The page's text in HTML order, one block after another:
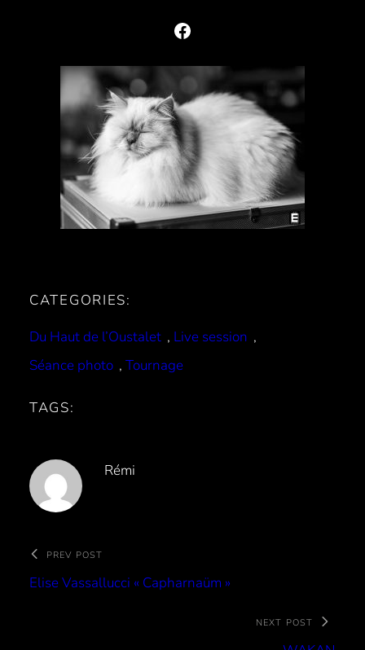
Facebook
CATEGORIES:
Du Haut de l’Oustalet , Live session ,
Séance photo , Tournage
TAGS:
Rémi
PREV POST
Elise Vassallucci « Capharnaüm »
NEXT POST